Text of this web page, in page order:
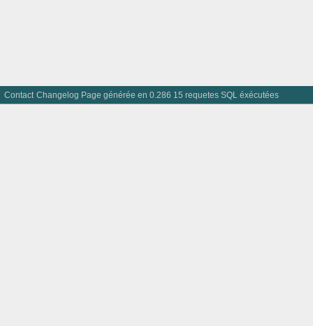
Contact Changelog Page générée en 0.286 15 requetes SQL éxécutées